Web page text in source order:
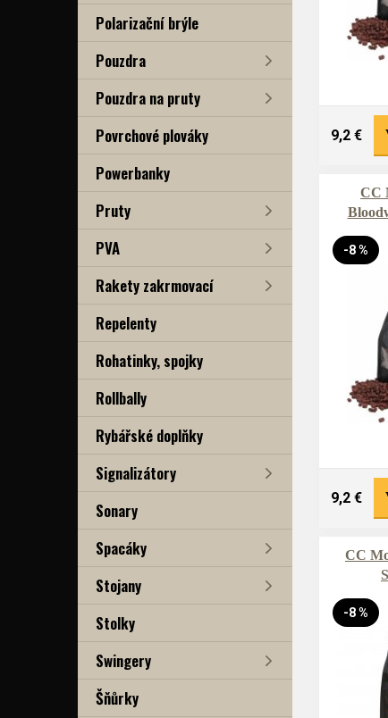
Polarizační brýle
Pouzdra
Pouzdra na pruty
Povrchové plováky
Powerbanky
Pruty
PVA
Rakety zakrmovací
Repelenty
Rohatinky, spojky
Rollbally
Rybářské doplňky
Signalizátory
Sonary
Spacáky
Stojany
Stolky
Swingery
Šňůrky
9,2 €
CC
-8 %
9,2 €
CC
-8 %